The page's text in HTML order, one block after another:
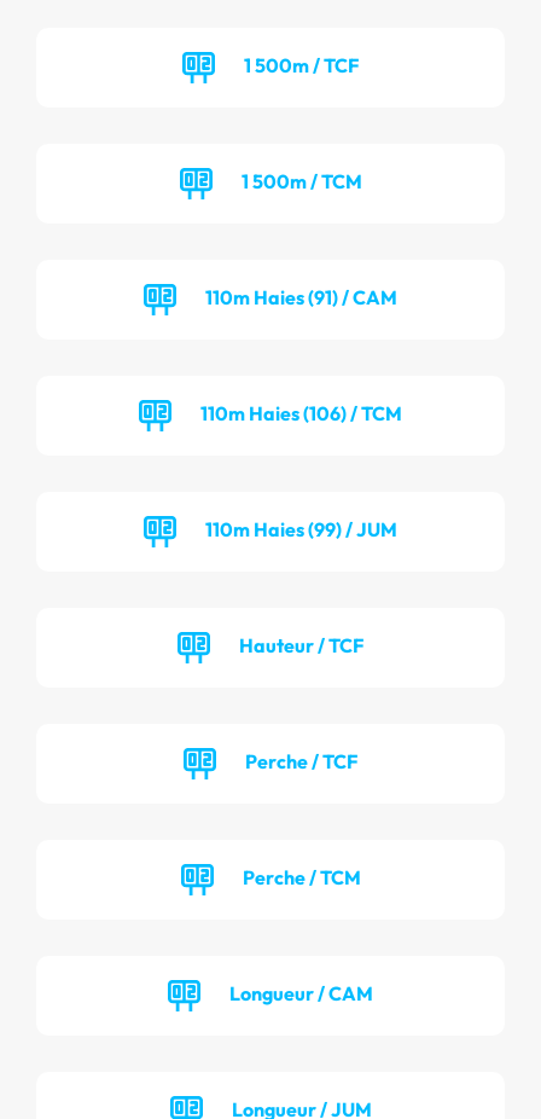
1 500m / TCF
1 500m / TCM
110m Haies (91) / CAM
110m Haies (106) / TCM
110m Haies (99) / JUM
Hauteur / TCF
Perche / TCF
Perche / TCM
Longueur / CAM
Longueur / JUM